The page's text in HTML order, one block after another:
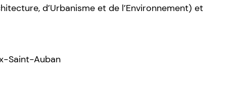
d’Urbanisme et de l’Environnement) et
Saint-Auban